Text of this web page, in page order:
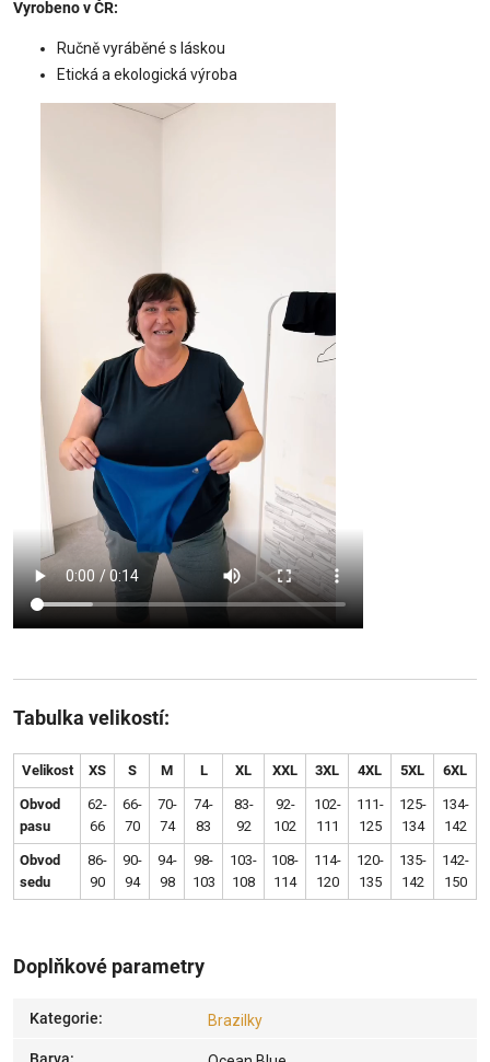
Vyrobeno v ČR:
Ručně vyráběné s láskou
Etická a ekologická výroba
Tabulka velikostí:
Velikost XS S M L XL XXL 3XL 4XL 5XL 6XL
Obvod
pasu
62-
66
66-
70
70-
74
74-
83
83-
92
92-
102
102-
111
111-
125
125-
134
134-
142
Obvod
sedu
86-
90
90-
94
94-
98
98-
103
103-
108
108-
114
114-
120
120-
135
135-
142
142-
150
Doplňkové parametry
Kategorie: Brazilky